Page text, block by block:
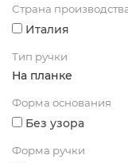
Страна
Италия
Тип ручки
На планке
Форма основания
Без узора
Форма ручки